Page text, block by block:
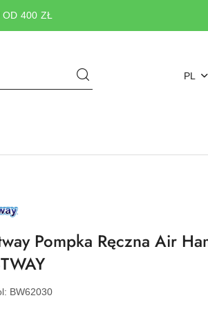
OD 400 ZŁ
PL
Pompka Ręczna Air
BW62030